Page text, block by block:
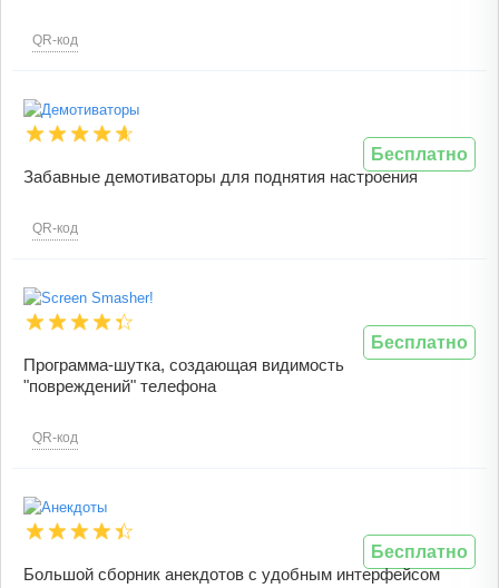
QR-код
Забавные демотиваторы для поднятия настроения
QR-код
Бесплатно
Программа-шутка, создающая видимость
"повреждений" телефона
QR-код
Бесплатно
Большой сборник анекдотов с удобным интерфейсом
Бесплатно